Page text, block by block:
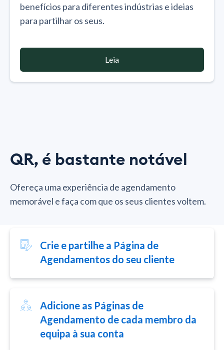
benefícios para diferentes indústrias e ideias
para partilhar os seus.
Leia
QR, é bastante notável
Ofereça uma experiência de agendamento
memorável e faça com que os seus clientes voltem.
Crie e partilhe a Página de
Agendamentos do seu cliente
Adicione as Páginas de
Agendamento de cada membro da
equipa à sua conta